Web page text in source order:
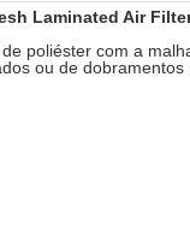
Laminated Air
poliéster com a
ou de